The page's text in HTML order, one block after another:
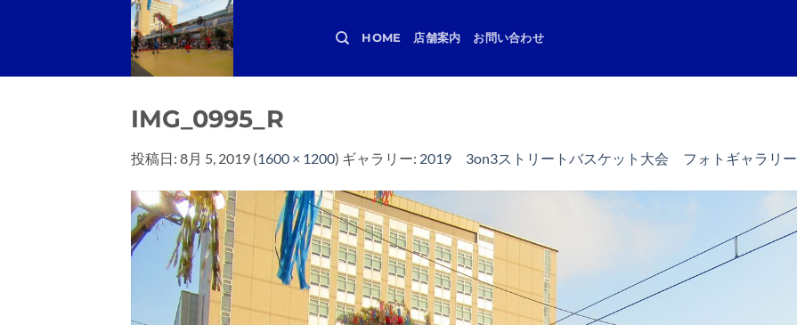
HOME 店舗案内 お問い合わせ
IMG_0995_R
投稿日: 8月 5, 2019 (1600 × 1200) ギャラリー: 2019 3on3ストリートバスケット大会 フォトギャラリー